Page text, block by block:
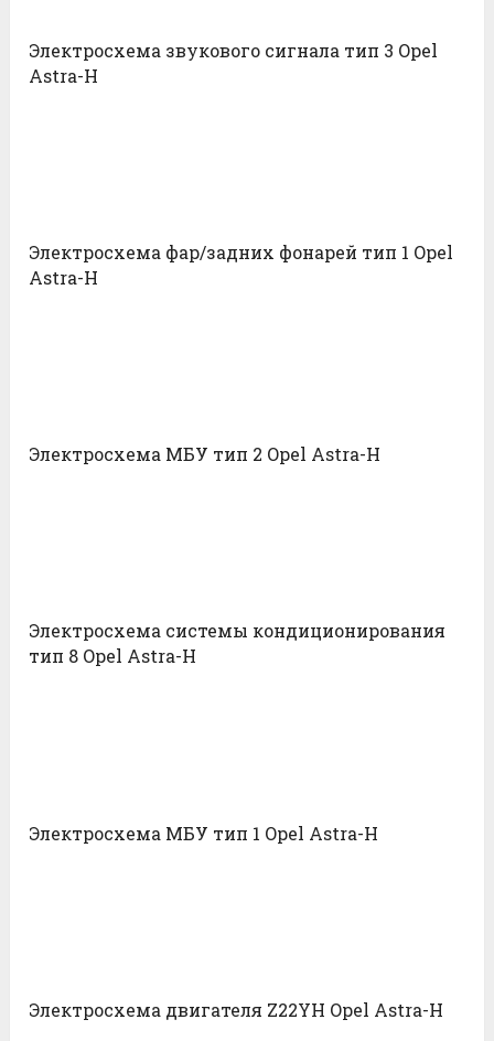
Электросхема звукового сигнала тип 3 Opel
Astra-H
Электросхема фар/задних фонарей тип 1 Opel
Astra-H
Электросхема МБУ тип 2 Opel Astra-H
Электросхема системы кондиционирования
тип 8 Opel Astra-H
Электросхема МБУ тип 1 Opel Astra-H
Электросхема двигателя Z22YH Opel Astra-H